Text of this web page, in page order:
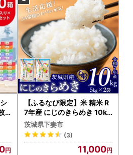
))
【ふるなび限定】米 精米 R
7年産 にじのきらめき 10kg
10月 FN-Limited-PR
茨城県下妻市
(3)
11,000